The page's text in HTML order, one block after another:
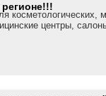
косметологических,
центры,